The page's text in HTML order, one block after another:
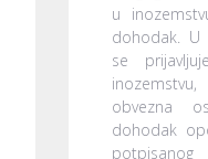
u
dohodak. U
se
obvezna
dohodak